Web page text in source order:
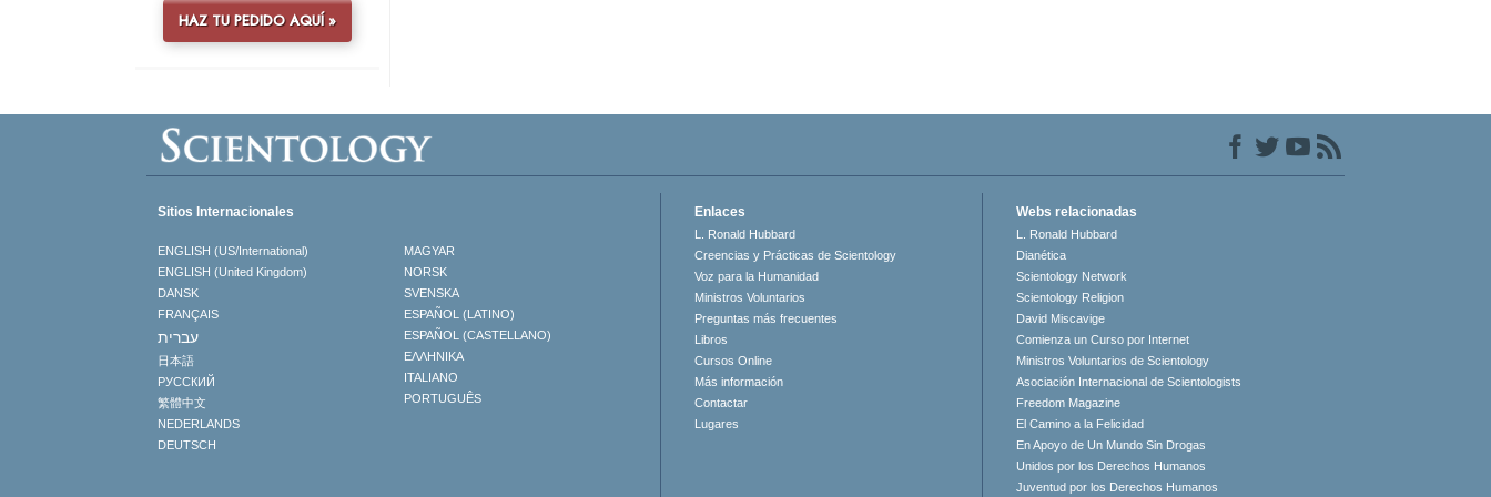
HAZ TU PEDIDO AQUÍ »
Sitios Internacionales
ENGLISH (US/International)
ENGLISH (United Kingdom)
DANSK
FRANÇAIS
עברית
日本語
РУССКИЙ
繁體中文
NEDERLANDS
DEUTSCH
MAGYAR
NORSK
SVENSKA
ESPAÑOL (LATINO)
ESPAÑOL (CASTELLANO)
ΕΛΛΗΝΙΚA
ITALIANO
PORTUGUÊS
Enlaces
L. Ronald Hubbard
Creencias y Prácticas de Scientology
Voz para la Humanidad
Ministros Voluntarios
Preguntas más frecuentes
Libros
Cursos Online
Más información
Contactar
Lugares
Webs relacionadas
L. Ronald Hubbard
Dianética
Scientology Network
Scientology Religion
David Miscavige
Comienza un Curso por Internet
Ministros Voluntarios de Scientology
Asociación Internacional de Scientologists
Freedom Magazine
El Camino a la Felicidad
En Apoyo de Un Mundo Sin Drogas
Unidos por los Derechos Humanos
Juventud por los Derechos Humanos